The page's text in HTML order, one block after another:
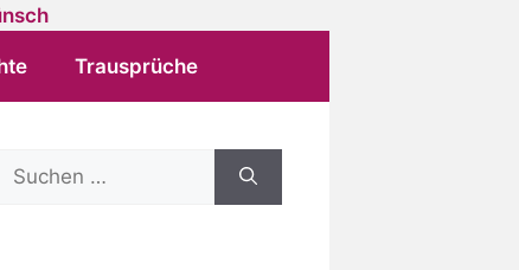
Trausprüche
nach: